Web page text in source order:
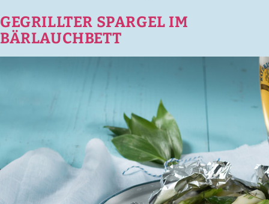
GEGRILLTER SPARGEL IM
BÄRLAUCHBETT